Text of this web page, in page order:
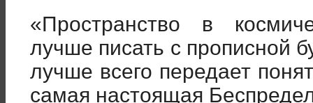
«Пространство в
лучше писать с прописной
лучше всего передает
самая настоящая